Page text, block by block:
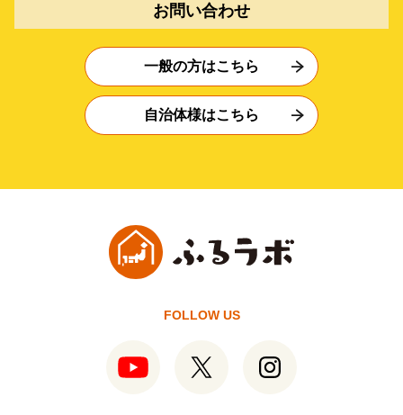
お問い合わせ
一般の方はこちら
自治体様はこちら
FOLLOW US